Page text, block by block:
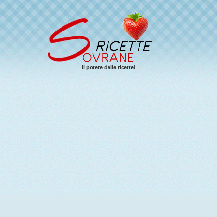
Il potere delle ricette!